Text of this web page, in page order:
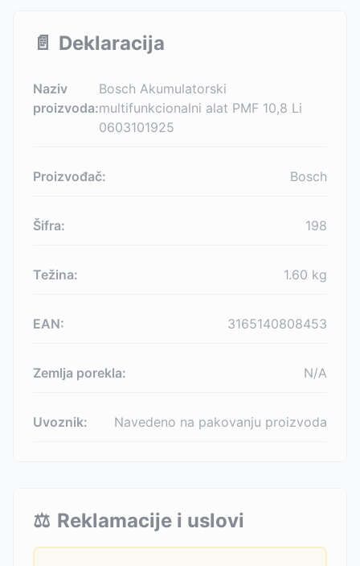
📄 Deklaracija
Naziv
proizvoda:
Bosch Akumulatorski
multifunkcionalni alat PMF 10,8 Li
0603101925
Proizvođač: Bosch
Šifra: 198
Težina: 1.60 kg
EAN: 3165140808453
Zemlja porekla: N/A
Uvoznik: Navedeno na pakovanju proizvoda
⚖️ Reklamacije i uslovi